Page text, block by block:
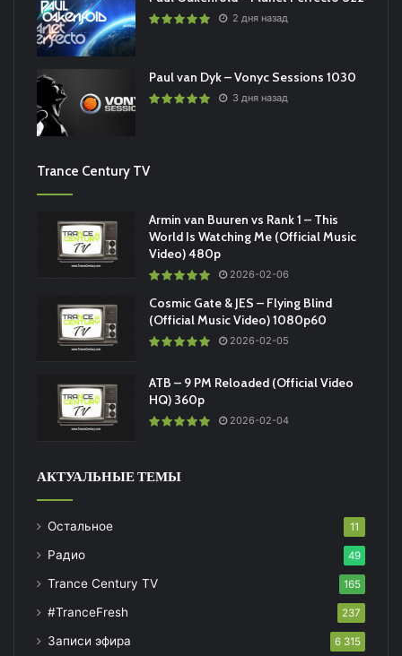
2 дня назад
Paul van Dyk – Vonyc Sessions 1030
3 дня назад
Trance Century TV
Armin van Buuren vs Rank 1 – This
World Is Watching Me (Official Music
Video) 480p
2026-02-06
Cosmic Gate & JES – Flying Blind
(Official Music Video) 1080p60
2026-02-05
ATB – 9 PM Reloaded (Official Video
HQ) 360p
2026-02-04
АКТУАЛЬНЫЕ ТЕМЫ
Остальное 11
Радио 49
Trance Century TV 165
#TranceFresh 237
Записи эфира 6 315